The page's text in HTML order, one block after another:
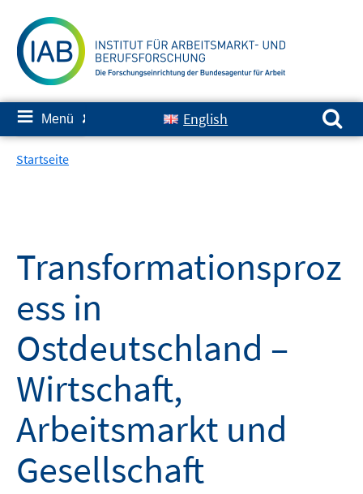
zum
Inhalt
≡ Menü ✘ English
Suchen nach:
Startseite
Transformationsproz
ess in
Ostdeutschland –
Wirtschaft,
Arbeitsmarkt und
Gesellschaft